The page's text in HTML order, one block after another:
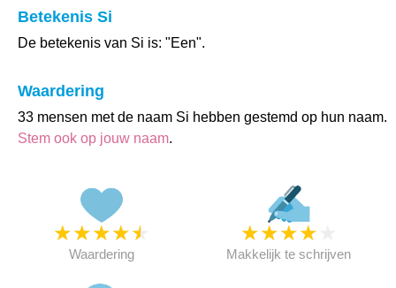
Betekenis Si
De betekenis van Si is: "Een".
Waardering
33 mensen met de naam Si hebben gestemd op hun naam.
Stem ook op jouw naam.
★★★★★
Waardering
★★★★
Makkelijk te schrijven